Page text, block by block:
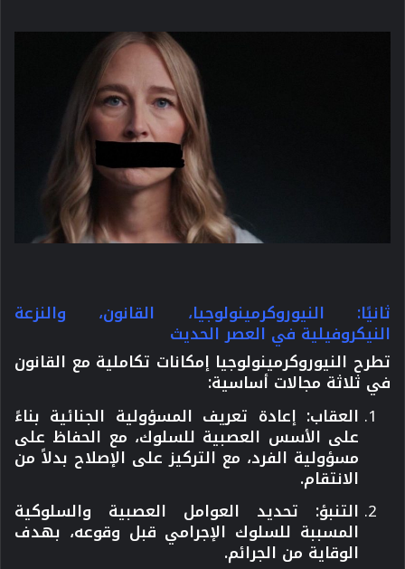
ثانيًا: النيوروكرمينولوجيا، القانون، والنزعة
النيكروفيلية في العصر الحديث
تطرح النيوروكرمينولوجيا إمكانات تكاملية مع القانون
في ثلاثة مجالات أساسية:
العقاب: إعادة تعريف المسؤولية الجنائية بناءً
على الأسس العصبية للسلوك، مع الحفاظ على
مسؤولية الفرد، مع التركيز على الإصلاح بدلاً من
الانتقام.
التنبؤ: تحديد العوامل العصبية والسلوكية
المسببة للسلوك الإجرامي قبل وقوعه، بهدف
الوقاية من الجرائم.